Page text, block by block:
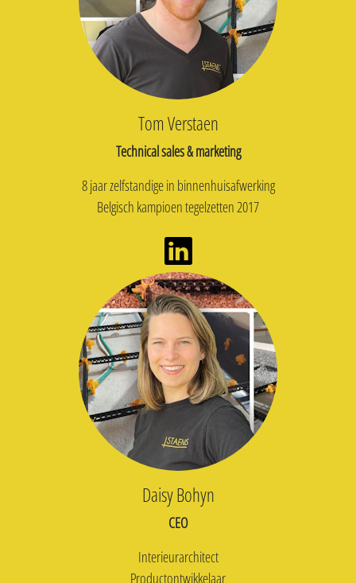
Tom Verstaen
Technical sales & marketing
8 jaar zelfstandige in binnenhuisafwerking
Belgisch kampioen tegelzetten 2017
Daisy Bohyn
CEO
Interieurarchitect
Productontwikkelaar